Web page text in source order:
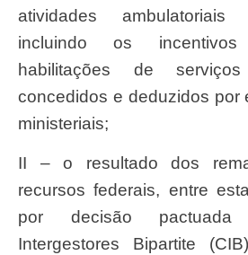
atividades
incluindo os
habilitações de
concedidos e deduzidos por
ministeriais;
II – o resultado dos remanejamentos dos
recursos federais, entre
por decisão pactuada
Intergestores Bipartite